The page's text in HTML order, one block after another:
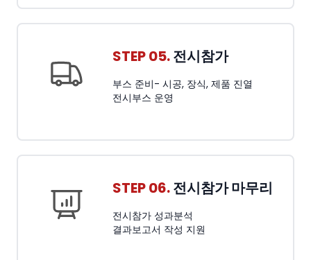
STEP 05.전시참가
부스 준비- 시공, 장식, 제품 진열
전시부스 운영
STEP 06.전시참가 마무리
전시참가 성과분석
결과보고서 작성 지원